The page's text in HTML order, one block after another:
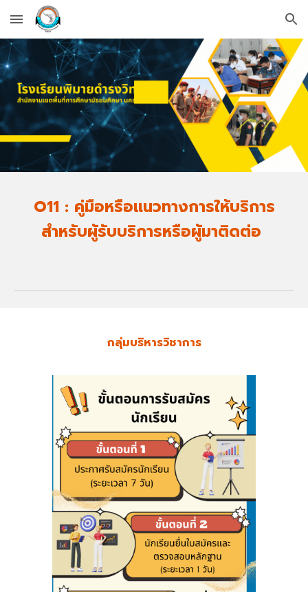
Skip to main content Skip to navigation
O11 : คู่มือหรือแนวทางการให้บริการ
สำหรับผู้รับบริการหรือผู้มาติดต่อ
กลุ่มบริหารวิชาการ